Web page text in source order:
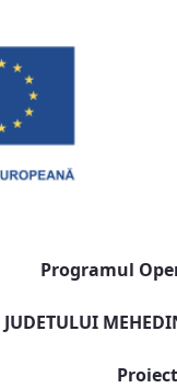
Programul